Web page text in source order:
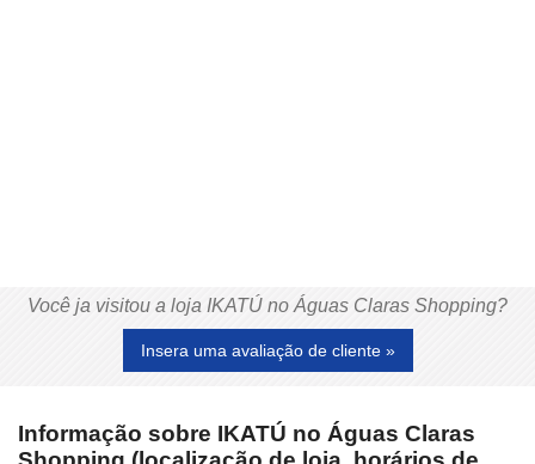
Você ja visitou a loja IKATÚ no Águas Claras Shopping?
Insera uma avaliação de cliente »
Informação sobre IKATÚ no Águas Claras